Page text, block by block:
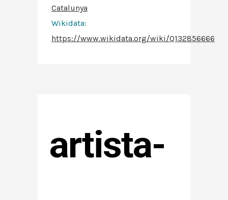
Catalunya
Wikidata:
https://www.wikidata.org/wiki/Q132856666
artista-